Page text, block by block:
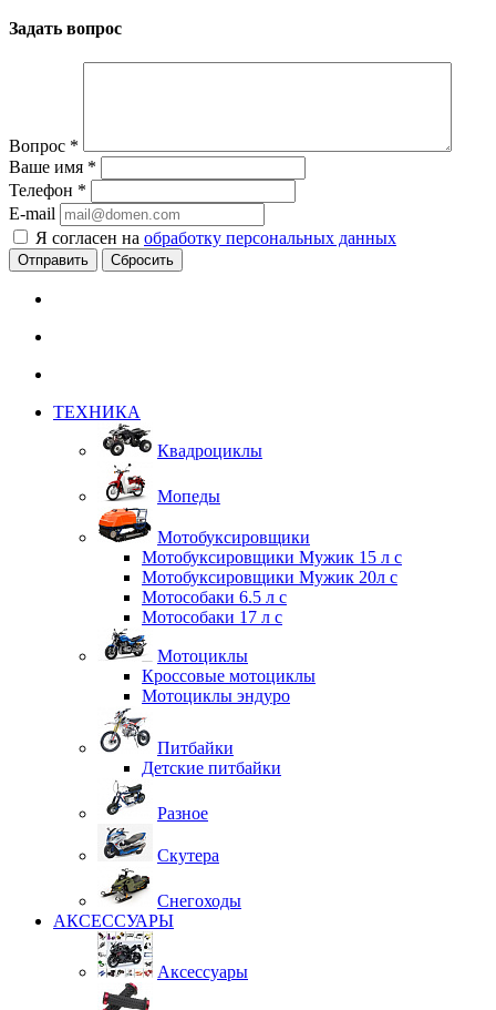
Задать вопрос
Вопрос *
Ваше имя *
Телефон *
E-mail
Я согласен на обработку персональных данных
Сбросить
ТЕХНИКА
Квадроциклы
Мопеды
Мотобуксировщики
Мотобуксировщики Мужик 15 л с
Мотобуксировщики Мужик 20л с
Мотособаки 6.5 л с
Мотособаки 17 л с
Мотоциклы
Кроссовые мотоциклы
Мотоциклы эндуро
Питбайки
Детские питбайки
Разное
Скутера
Снегоходы
АКСЕССУАРЫ
Аксессуары